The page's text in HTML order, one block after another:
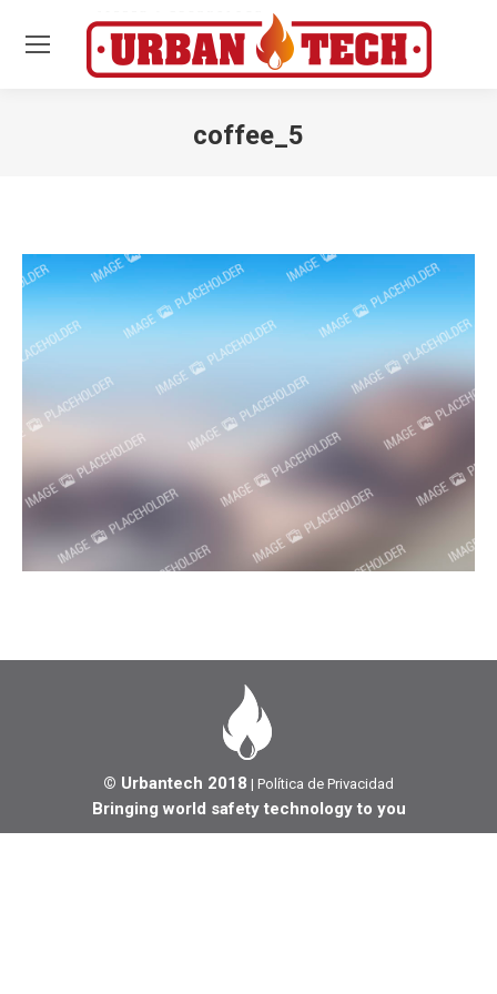
coffee_5
© Urbantech 2018 | Política de Privacidad
Bringing world safety technology to you